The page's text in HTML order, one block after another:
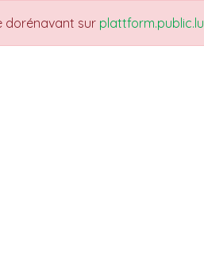
dorénavant sur plattform.public.lu